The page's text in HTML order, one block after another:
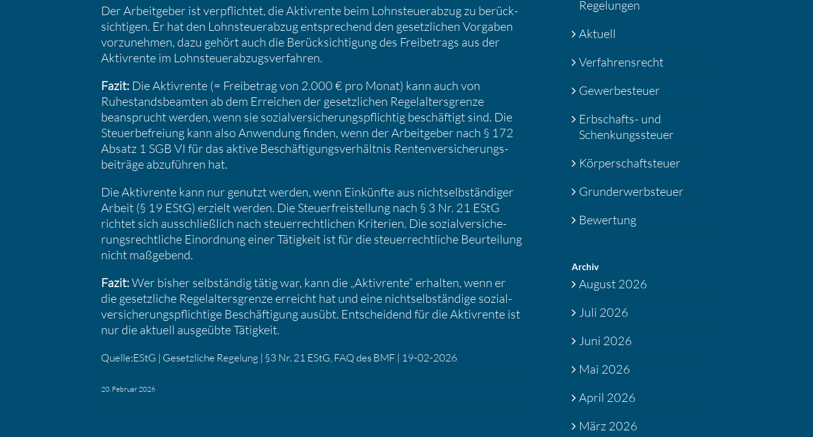
Der Arbeit­geber ist verpflichtet, die Aktiv­rente beim Lohnsteu­er­abzug zu berück­
sich­tigen. Er hat den Lohnsteu­er­abzug entspre­chend den gesetz­li­chen Vorgaben
vorzu­nehmen, dazu gehört auch die Berück­sich­ti­gung des Freibe­trags aus der
Aktiv­rente im Lohnsteu­er­ab­zugs­ver­fahren.
Fazit: Die Aktiv­rente (= Freibe­trag von 2.000 € pro Monat) kann auch von
Ruhestands­be­amten ab dem Errei­chen der gesetz­li­chen Regel­al­ters­grenze
beansprucht werden, wenn sie sozial­ver­si­che­rungs­pflichtig beschäf­tigt sind. Die
Steuer­be­freiung kann also Anwen­dung finden, wenn der Arbeit­geber nach § 172
Absatz 1 SGB VI für das aktive Beschäf­ti­gungs­ver­hältnis Renten­ver­si­che­rungs­
bei­träge abzuführen hat.
Die Aktiv­rente kann nur genutzt werden, wenn Einkünfte aus nicht­selb­stän­diger
Arbeit (§ 19 EStG) erzielt werden. Die Steuer­frei­stel­lung nach § 3 Nr. 21 EStG
richtet sich ausschließ­lich nach steuer­recht­li­chen Krite­rien. Die sozial­ver­si­che­
rungs­recht­liche Einord­nung einer Tätig­keit ist für die steuer­recht­liche Beurtei­lung
nicht maßge­bend.
Fazit: Wer bisher selbständig tätig war, kann die „Aktiv­rente“ erhalten, wenn er
die gesetz­liche Regel­al­ters­grenze erreicht hat und eine nicht­selb­stän­dige sozial­
ver­si­che­rungs­pflich­tige Beschäf­ti­gung ausübt. Entschei­dend für die Aktiv­rente ist
nur die aktuell ausge­übte Tätig­keit.
Quelle:EStG | Gesetz­liche Regelung | §3 Nr. 21 EStG, FAQ des BMF | 19-02-2026
20. Februar 2026
Regelungen
Aktuell
Verfahrensrecht
Gewerbesteuer
Erbschafts- und
Schenkungssteuer
Körperschaftsteuer
Grunderwerbsteuer
Bewertung
Archiv
August 2026
Juli 2026
Juni 2026
Mai 2026
April 2026
März 2026